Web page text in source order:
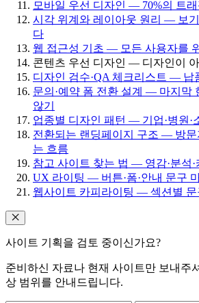
모바일 우선 디자인 — 70%의 트래
시각 위계와 레이아웃 원리 — 보
다
웹 접근성 기초 — 모든 사용자를
콘텐츠 우선 디자인 — 디자인이
디자인 검수·QA 체크리스트 — 납
문의·예약 폼 전환 설계 — 마지막
않기
업종별 디자인 패턴 — 기업·병원·
전환되는 랜딩페이지 구조 — 방
는 흐름
참고 사이트 찾는 법 — 영감·분석·
UX 라이팅 — 버튼·폼·안내 문구
웹사이트 카피라이팅 — 섹션별 문
사이트 기획을 검토 중이신가요?
준비하신 자료나 현재 사이트만 보내주
상 범위를 안내드립니다.